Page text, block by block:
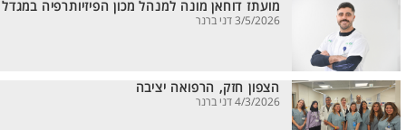
מועתז דוחאן מונה למנהל מכון הפיזיותרפיה
3/5/2026 דני ברנר
הצפון חזק, הרפואה יציבה
4/3/2026 דני ברנר